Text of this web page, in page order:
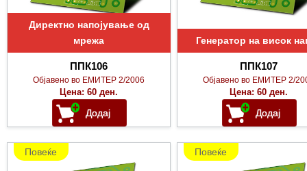
Директно напојување од
мрежа
ППК106
Објавено во ЕМИТЕР 2/2006
Цена: 60 ден.
Генератор на висок
ППК107
Објавено во ЕМИТЕР 2/
Цена: 60 ден.
Повеќе Повеќе